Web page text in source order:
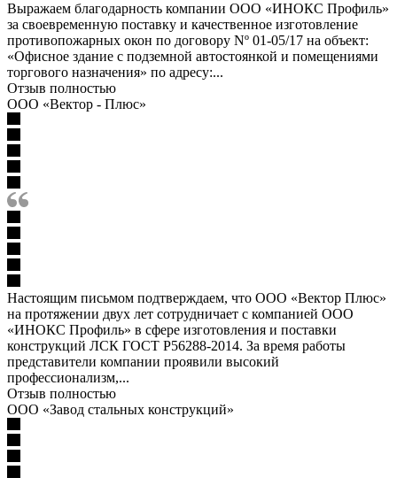
Выражаем благодарность компании ООО «ИНОКС Профиль»
за своевременную поставку и качественное изготовление
противопожарных окон по договору Nº 01-05/17 на объект:
«Офисное здание с подземной автостоянкой и помещениями
торгового назначения» по адресу:...
Отзыв полностью
ООО «Вектор - Плюс»
Настоящим письмом подтверждаем, что ООО «Вектор Плюс»
на протяжении двух лет сотрудничает с компанией ООО
«ИНОКС Профиль» в сфере изготовления и поставки
конструкций ЛСК ГОСТ Р56288-2014. За время работы
представители компании проявили высокий
профессионализм,...
Отзыв полностью
ООО «Завод стальных конструкций»